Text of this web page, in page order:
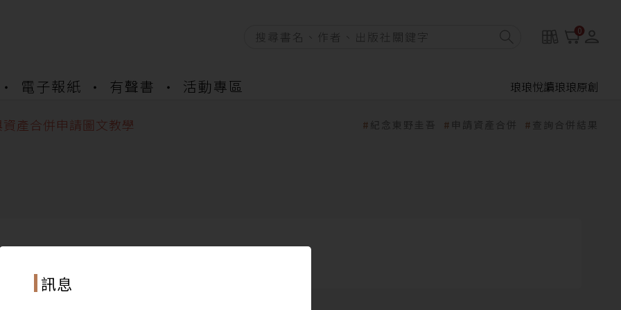
0
電子報紙 有聲書 活動專區 琅琅悅讀琅琅原創
訊息
開通申請
產合併申請圖文教學
紀念東野圭吾 申請資產合併 查詢合併結果